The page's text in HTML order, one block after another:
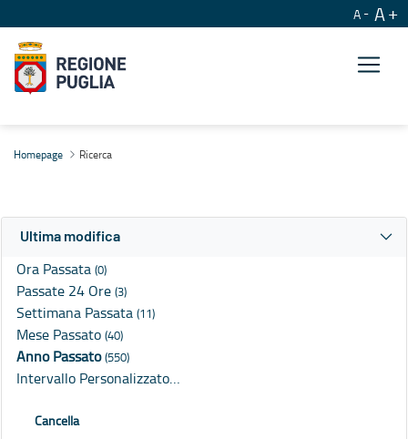
A A
Homepage Ricerca
Ultima modifica
Ora Passata (0)
Passate 24 Ore (3)
Settimana Passata (11)
Mese Passato (40)
Anno Passato(550)
Intervallo Personalizzato…
Cancella